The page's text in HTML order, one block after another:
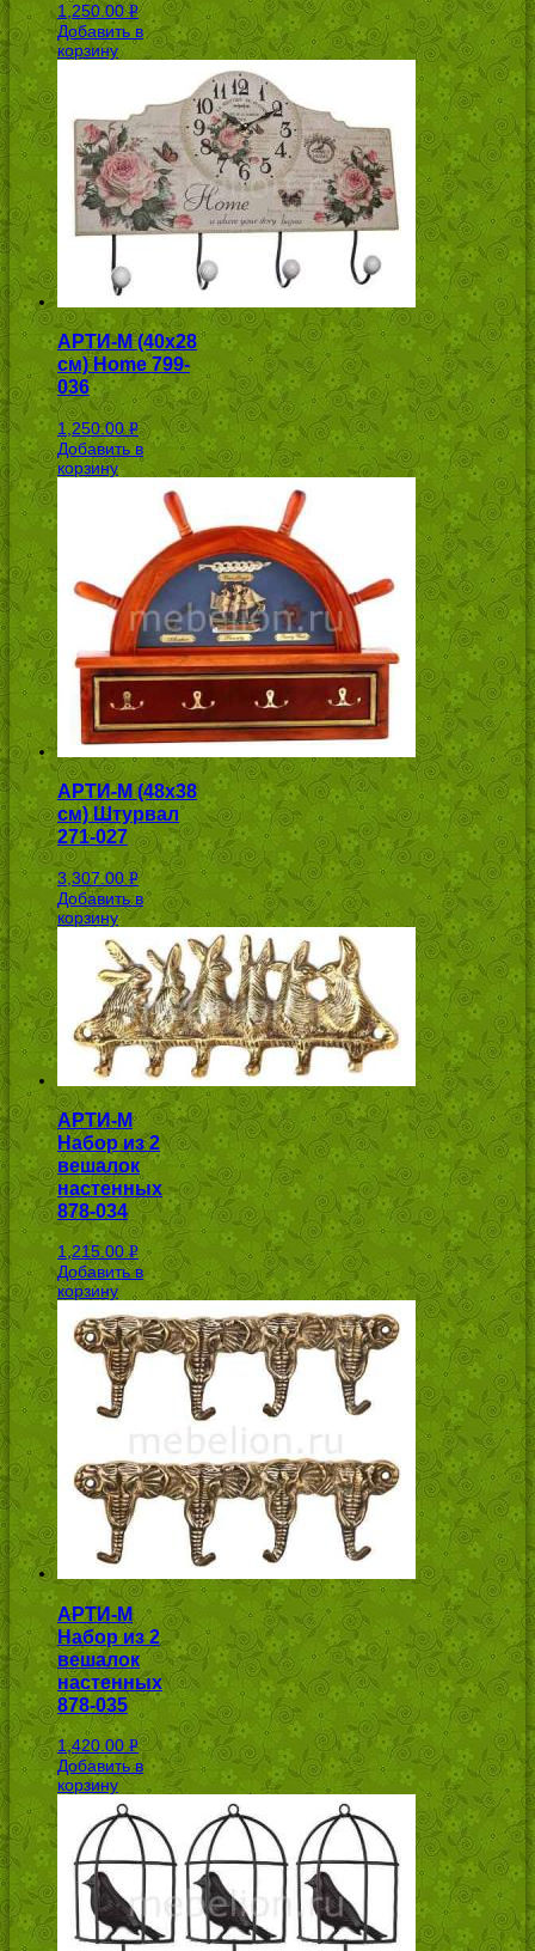
1,250.00Р
УБ.
Добавить в
корзину
АРТИ-М (40х28
см) Home 799-
036
1,250.00Р
УБ.
Добавить в
корзину
АРТИ-М (48х38
см) Штурвал
271-027
3,307.00Р
УБ.
Добавить в
корзину
АРТИ-М
Набор из 2
вешалок
настенных
878-034
1,215.00Р
УБ.
Добавить в
корзину
АРТИ-М
Набор из 2
вешалок
настенных
878-035
1,420.00 Р
УБ.
Добавить в
корзину